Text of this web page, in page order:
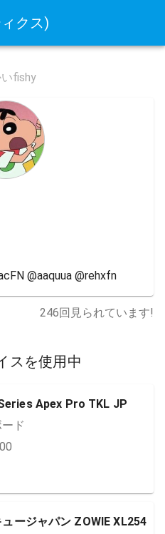
クス)
fishy
@aaquua @rehxfn
246回見られています!
スを使用中
Apex Pro TKL JP
ド
ージャパン ZOWIE XL254